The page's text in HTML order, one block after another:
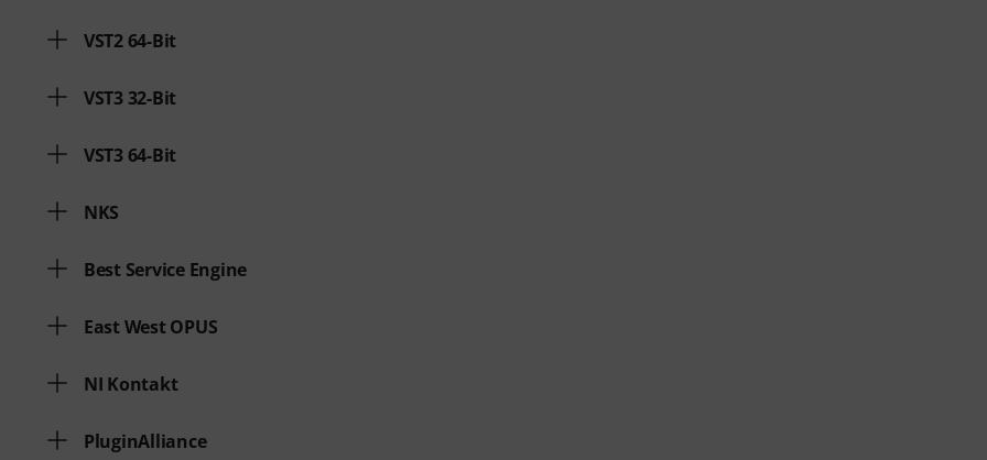
VST2 64-Bit
VST3 32-Bit
VST3 64-Bit
NKS
Best Service Engine
East West OPUS
NI Kontakt
PluginAlliance